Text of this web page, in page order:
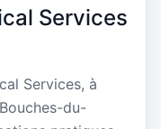
Services
Services, à
du-